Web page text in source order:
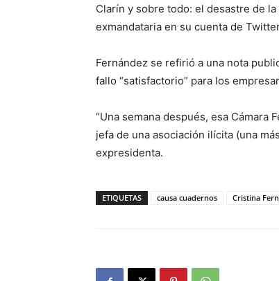
Clarín y sobre todo: el desastre de
exmandataria en su cuenta de
Fernández se refirió a una nota
fallo “satisfactorio” para los
“Una semana después, esa
jefa de una asociación ilícita (una
expresidenta.
ETIQUETAS causa cuadernos Cristina